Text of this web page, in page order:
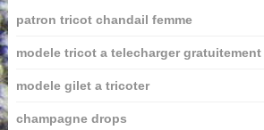
patron tricot chandail femme
modele tricot a telecharger gratuitement
modele gilet a tricoter
champagne drops